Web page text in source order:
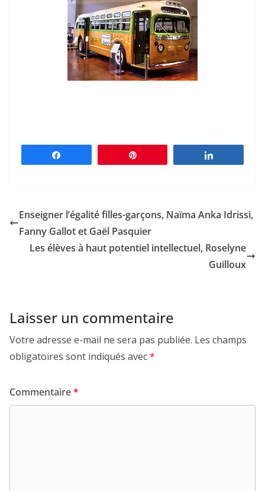
Enseigner l’égalité filles-garçons, Naïma Anka Idrissi,
Fanny Gallot et Gaël Pasquier
Les élèves à haut potentiel intellectuel, Roselyne
Guilloux
Laisser un commentaire
Votre adresse e-mail ne sera pas publiée. Les champs
obligatoires sont indiqués avec*
Commentaire*